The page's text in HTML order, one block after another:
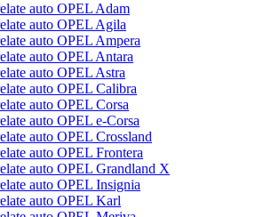
auto OPEL Adam
auto OPEL Agila
auto OPEL Ampera
auto OPEL Antara
auto OPEL Astra
auto OPEL Calibra
auto OPEL Corsa
auto OPEL e-Corsa
auto OPEL Crossland
auto OPEL Frontera
auto OPEL Grandland X
auto OPEL Insignia
auto OPEL Karl